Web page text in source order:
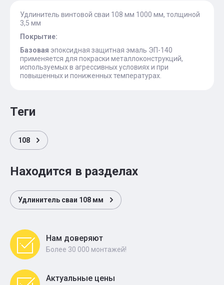
Удлинитель винтовой сваи 108 мм 1000 мм, толщиной
3,5 мм
Покрытие:
Базовая эпоксидная защитная эмаль ЭП-140
применяется для покраски металлоконструкций,
используемых в агрессивных условиях и при
повышенных и пониженных температурах.
теги
108
Находится в разделах
Удлинитель сваи 108 мм
Нам доверяют
Более 30 000 монтажей!
Актуальные цены